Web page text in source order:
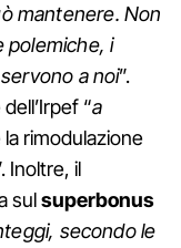
mantenere. Non
polemiche, i
a noi”.
“a
la rimodulazione
Inoltre, il
sulsuperbonus
secondo le